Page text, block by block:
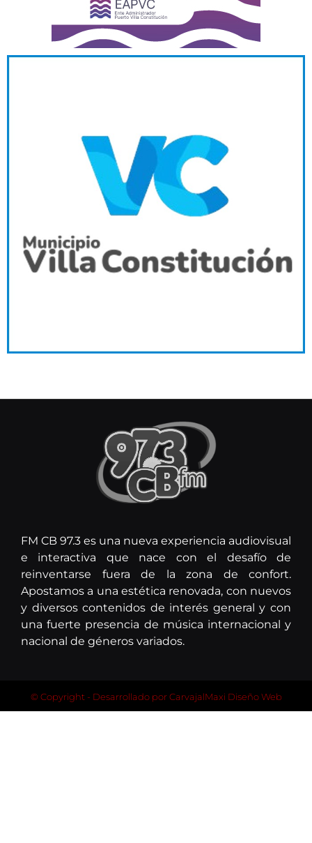
FM CB 97.3 es una nueva experiencia audiovisual
e interactiva que nace con el desafío de
reinventarse fuera de la zona de confort.
Apostamos a una estética renovada, con nuevos
y diversos contenidos de interés general y con
una fuerte presencia de música internacional y
nacional de géneros variados.
© Copyright - Desarrollado porCarvajalMaxi Diseño Web